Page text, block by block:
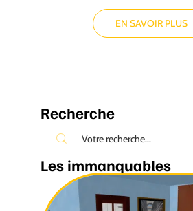
EN SAVOIR PLUS
Recherche
Les immanquables